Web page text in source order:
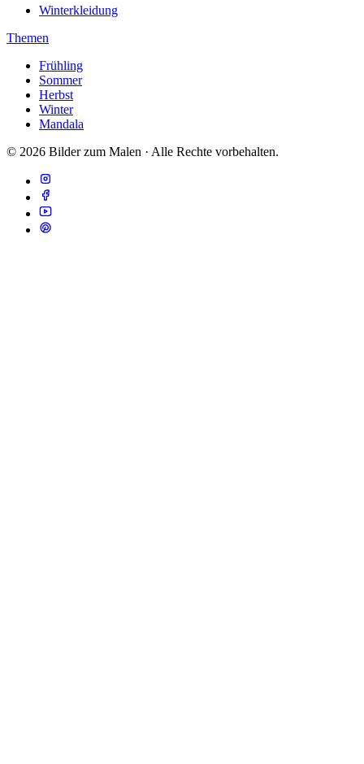
Winterkleidung
Themen
Frühling
Sommer
Herbst
Winter
Mandala
© 2026 Bilder zum Malen · Alle Rechte vorbehalten.